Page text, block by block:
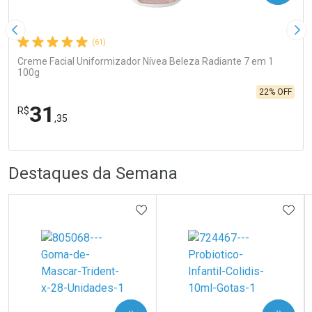
Imagem Anterior
(61)
Creme Facial Uniformizador Nívea Beleza Radiante 7 em 1
100g
R$31 ,35
22% OFF
Laboratório
Ativar Desconto
Por Menos
Destaques da Semana
ADICIONAR AOS FAVORITOS